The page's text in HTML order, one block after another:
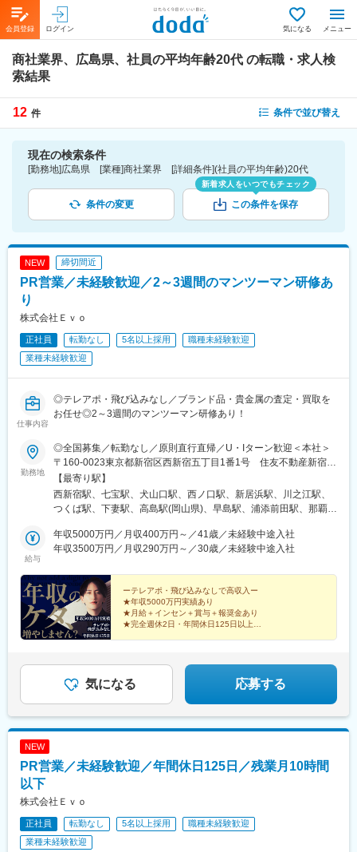
会員登録 ログイン 気になる メニュー
商社業界、広島県、社員の平均年齢20代 の転職・求人検
索結果
12 件 条件で並び替え
現在の検索条件
[勤務地]広島県 [業種]商社業界 [詳細条件](社員の平均年齢)20代
条件の変更
新着求人をいつでもチェック
この条件を保存
NEW 締切間近
PR営業／未経験歓迎／2～3週間のマンツーマン研修あ
り
株式会社Ｅｖｏ
正社員 転勤なし 5名以上採用
職種未経験歓迎
業種未経験歓迎
仕事内容
◎テレアポ・飛び込みなし／ブランド品・貴金属の査定・買取を
お任せ◎2～3週間のマンツーマン研修あり！
勤務地
◎全国募集／転勤なし／原則直行直帰／U・Iターン歓迎＜本社＞
〒160-0023東京都新宿区西新宿五丁目1番1号 住友不動産新宿フ
ァーストタワー3階※転居を伴う転勤はありません。■その他勤務
地・都内23区、関東のプロジェクト先やご希望の全国
【最寄り駅】
西新宿駅、七宝駅、犬山口駅、西ノ口駅、新居浜駅、川之江駅、
つくば駅、下妻駅、高島駅(岡山県)、早島駅、浦添前田駅、那覇空
くりこま高原駅、長町一丁目駅、宇治駅(奈良線)、久津川駅、山城
青谷駅、天ケ瀬駅、有佐駅、吉井駅(群馬県)、前橋大島駅、広駅、
西町駅、具同駅、浜崎駅、朝霞台駅、東岩槻駅、大野原駅、亀山
駅(三重県)、三瀬谷駅、南鳥海駅、鶴岡駅、赤湯駅、奈古駅、日野
駅(滋賀県)、堅田駅、近江長岡駅、十文字駅、扇田駅、三ツ境駅、
鴨宮駅、三沢駅(青森県)、板柳駅、磐田駅、美川駅、野々市駅(Ｉ
Ｒいしかわ鉄道線)、九重駅、滑河駅、大網駅、北信太駅、寝屋川
作駅、和泉多摩川駅、井荻駅、阿波山川駅、石井駅(徳島県)、南小
松島駅、ゆいの杜東駅、高久駅、五位堂駅、富雄駅、西加積駅、
守谷駅、ゆめみ野駅、北春日部駅、上星川駅、善行駅、三崎口
武動物公園駅、上板橋駅、本厚木駅、亀戸水神駅、東千葉駅、高
駅、川和町駅、雀宮駅、岡本駅(栃木県)、木更津駅、北松戸駅、武
里駅、栗橋駅、樅山駅、湯河原駅、松戸駅、東富岡駅、新鹿沼
給与
年収5000万円／月収400万円～／41歳／未経験中途入社
年収3500万円／月収290万円～／30歳／未経験中途入社
ーテレアポ・飛び込みなしで高収入ー
★年収5000万円実績あり
★月給＋インセン＋賞与＋報奨金あり
★完全週休2日・年間休日125日以上
気になる 応募する
NEW
PR営業／未経験歓迎／年間休日125日／残業月10時間
以下
株式会社Ｅｖｏ
正社員 転勤なし 5名以上採用
職種未経験歓迎
業種未経験歓迎